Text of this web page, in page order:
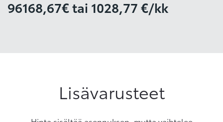
96168,67€tai 1028,77 €/kk
Lisävarusteet